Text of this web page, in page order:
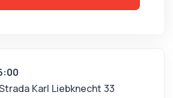
Karl Liebknecht 33